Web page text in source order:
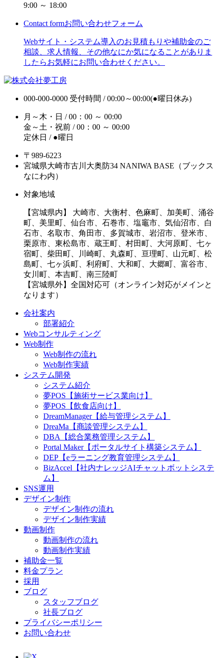
9:00 ～ 18:00
Contact formお問い合わせフォーム
Webサイト・システム導入のお見積もりや補助金のご
相談、求人情報、その他なにか気になることがありま
したらお気軽にお問い合わせください。
000-000-0000 受付時間 / 00:00～00:00(●曜日休み)
月～木・日 / 00：00 ～ 00:00
金～土・祝前 / 00：00 ～ 00:00
定休日 / ●曜日
〒989-6223
宮城県大崎市古川大奥防34 NANIWA BASE（ブックス
なにわ内）
対象地域
【宮城県内】 大崎市、大衡村、色麻町、加美町、涌谷
町、美里町、仙台市、石巻市、塩竈市、気仙沼市、白
石市、名取市、角田市、多賀城市、岩沼市、登米市、
栗原市、東松島市、蔵王町、村田町、大河原町、七ヶ
宿町、柴田町、川崎町、丸森町、亘理町、山元町、松
島町、七ヶ浜町、利府町、大和町、大郷町、富谷市、
女川町、本吉町、南三陸町
【宮城県外】全国対応可（オンライン対応がメインと
なります）
会社案内
部署紹介
Webコンサルティング
Web制作
Web制作の流れ
Web制作実績
システム開発
システム紹介
夢POS【施術サービス業向け】
夢POS【飲食店向け】
DreamManager【給与管理システム】
DreaMa【商談管理システム】
DBA【総合業務管理システム】
Portal Maker【ポータルサイト構築システム】
DEP【eラーニング教育管理システム】
BizAccel【社内ナレッジAIチャットボットシステ
ム】
SNS運用
デザイン制作
デザイン制作の流れ
デザイン制作実績
動画制作
動画制作の流れ
動画制作実績
補助金一覧
料金プラン
採用
ブログ
スタッフブログ
社長ブログ
プライバシーポリシー
お問い合わせ